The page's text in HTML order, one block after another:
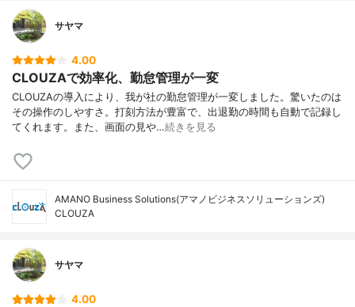
サヤマ
4.00
CLOUZAで効率化、勤怠管理が一変
CLOUZAの導入により、我が社の勤怠管理が一変しました。驚いたのは
その操作のしやすさ。打刻方法が豊富で、出退勤の時間も自動で記録し
てくれます。また、画面の見や…続きを見る
AMANO Business Solutions(アマノビジネスソリューションズ)
CLOUZA
サヤマ
4.00